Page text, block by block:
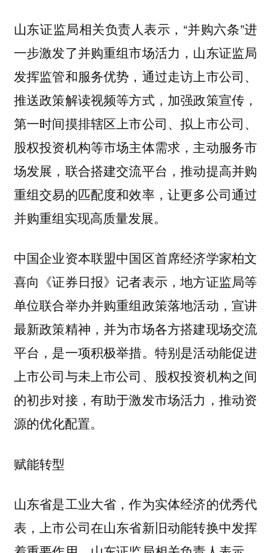
山东证监局相关负责人表示，“并购六条”进
一步激发了并购重组市场活力，山东证监局
发挥监管和服务优势，通过走访上市公司、
推送政策解读视频等方式，加强政策宣传，
第一时间摸排辖区上市公司、拟上市公司、
股权投资机构等市场主体需求，主动服务市
场发展，联合搭建交流平台，推动提高并购
重组交易的匹配度和效率，让更多公司通过
并购重组实现高质量发展。
中国企业资本联盟中国区首席经济学家柏文
喜向《证券日报》记者表示，地方证监局等
单位联合举办并购重组政策落地活动，宣讲
最新政策精神，并为市场各方搭建现场交流
平台，是一项积极举措。特别是活动能促进
上市公司与未上市公司、股权投资机构之间
的初步对接，有助于激发市场活力，推动资
源的优化配置。
赋能转型
山东省是工业大省，作为实体经济的优秀代
表，上市公司在山东省新旧动能转换中发挥